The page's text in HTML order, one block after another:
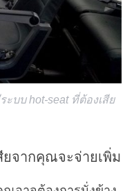
บบ hot-seat ที่ต้องเสีย
จากคุณจะจ่ายเพิ่ม